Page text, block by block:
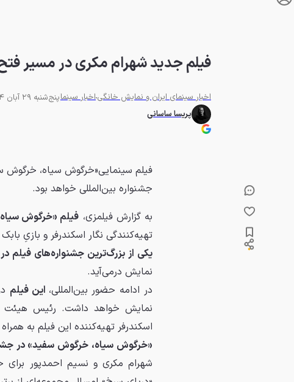
فیلم جدید شهرام مکری در مسیر
اخبار سینمای ایران و نمایش خانگیاخبار سینماپنج‌شنبه 29 آبان 1404 - 18:00
پریسا ساسانی
فیلم سینمایی«خرگوش سیاه، خرگوش
جشنواره بین‌المللی خواهد بود.
به گزارش فیلمزی، فیلم «خرگوش
تهیه‌کنندگی نگار اسکندرفر و بازیِ
یکی از بزرگ‌ترین جشنواره‌های فیلم
نمایش درمی‌آید.
در ادامه حضور بین‌المللی، این فیلم
نمایش خواهد داشت. رئیس هیئت
اسکندرفر تهیه‌کننده این فیلم به
«خرگوش سیاه، خرگوش سفید» در
شهرام مکری و نسیم احمدپور